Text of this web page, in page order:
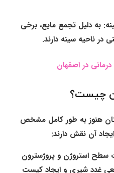
: به دلیل تجمع مایع، برخی
در ناحیه سینه دارند.
در اصفهان
چیست؟
هنوز به طور کامل مشخص
آن نقش دارند:
سطح استروژن و پروژسترون
غدد شیری و ایجاد کیست